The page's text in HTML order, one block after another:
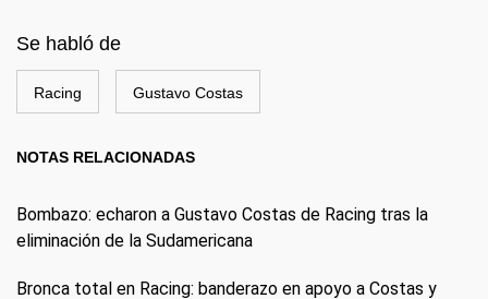
Se habló de
Racing Gustavo Costas
NOTAS RELACIONADAS
Bombazo: echaron a Gustavo Costas de Racing tras la
eliminación de la Sudamericana
Bronca total en Racing: banderazo en apoyo a Costas y